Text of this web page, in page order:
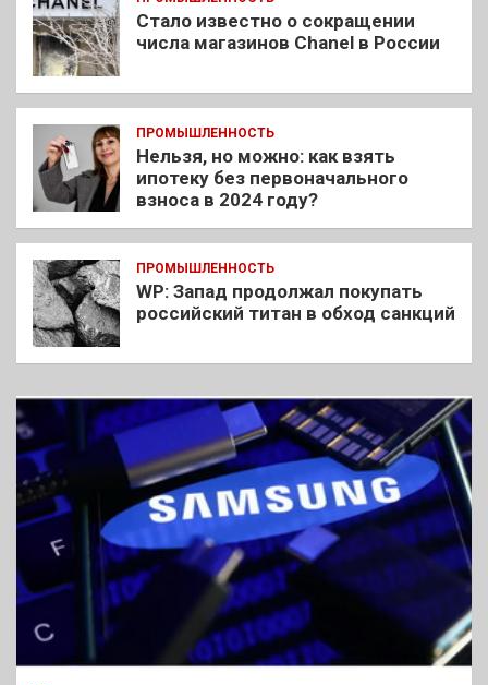
Стало известно о сокращении
числа магазинов Chanel в России
ПРОМЫШЛЕННОСТЬ
Нельзя, но можно: как взять
ипотеку без первоначального
взноса в 2024 году?
ПРОМЫШЛЕННОСТЬ
WP: Запад продолжал покупать
российский титан в обход санкций